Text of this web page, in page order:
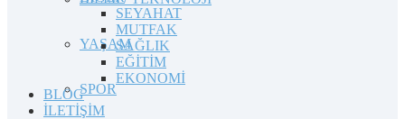
YAŞAM
SPOR
SEYAHAT
MUTFAK
SAĞLIK
EĞİTİM
EKONOMİ
BLOG
İLETİŞİM